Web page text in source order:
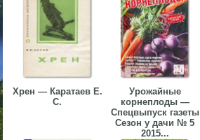
Хрен — Каратаев Е.
С.
Урожайные
корнеплоды —
Спецвыпуск газеты
Сезон у дачи № 5
2015...
▼